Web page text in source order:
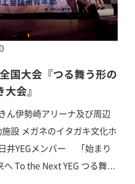
研鑽」「自己実現」「楽し
」「汗」「涙」「感動」…
歓迎です。お気軽にご連絡
まのご参加を心よりお待ち
国大会『つる舞う形の
会』
ん伊勢崎アリーナ及び周辺
文化ホ
る舞う